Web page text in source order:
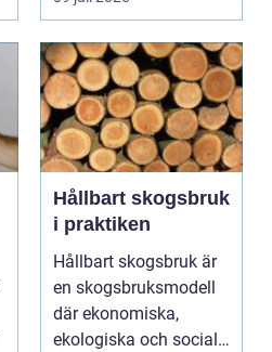
Hållbart skogsbruk
i praktiken
Hållbart skogsbruk är
en skogsbruksmodell
där ekonomiska,
ekologiska och sociala